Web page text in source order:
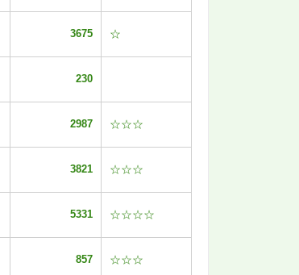
3675 ☆
230
2987 ☆☆☆
3821 ☆☆☆
5331 ☆☆☆☆
857 ☆☆☆